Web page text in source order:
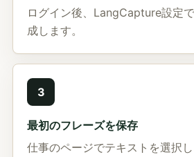
ログイン後、LangCapture設定
成します。
3
最初のフレーズを保存
仕事のページでテキストを選択